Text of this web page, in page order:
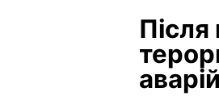
Після